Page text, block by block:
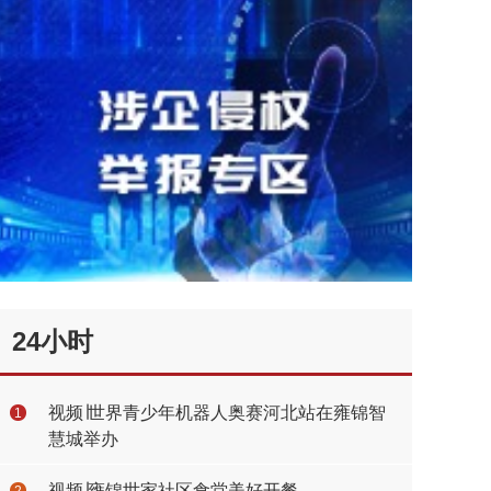
24小时
1
视频∣世界青少年机器人奥赛河北站在雍锦智
慧城举办